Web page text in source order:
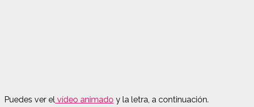
Puedes ver el vídeo animado y la letra, a continuación.